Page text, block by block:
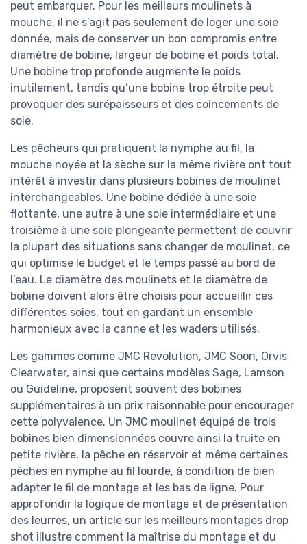
peut embarquer. Pour les meilleurs moulinets à
mouche, il ne s’agit pas seulement de loger une soie
donnée, mais de conserver un bon compromis entre
diamètre de bobine, largeur de bobine et poids total.
Une bobine trop profonde augmente le poids
inutilement, tandis qu’une bobine trop étroite peut
provoquer des surépaisseurs et des coincements de
soie.
Les pêcheurs qui pratiquent la nymphe au fil, la
mouche noyée et la sèche sur la même rivière ont tout
intérêt à investir dans plusieurs bobines de moulinet
interchangeables. Une bobine dédiée à une soie
flottante, une autre à une soie intermédiaire et une
troisième à une soie plongeante permettent de couvrir
la plupart des situations sans changer de moulinet, ce
qui optimise le budget et le temps passé au bord de
l’eau. Le diamètre des moulinets et le diamètre de
bobine doivent alors être choisis pour accueillir ces
différentes soies, tout en gardant un ensemble
harmonieux avec la canne et les waders utilisés.
Les gammes comme JMC Revolution, JMC Soon, Orvis
Clearwater, ainsi que certains modèles Sage, Lamson
ou Guideline, proposent souvent des bobines
supplémentaires à un prix raisonnable pour encourager
cette polyvalence. Un JMC moulinet équipé de trois
bobines bien dimensionnées couvre ainsi la truite en
petite rivière, la pêche en réservoir et même certaines
pêches en nymphe au fil lourde, à condition de bien
adapter le fil de montage et les bas de ligne. Pour
approfondir la logique de montage et de présentation
des leurres, un article sur les meilleurs montages drop
shot illustre comment la maîtrise du montage et du